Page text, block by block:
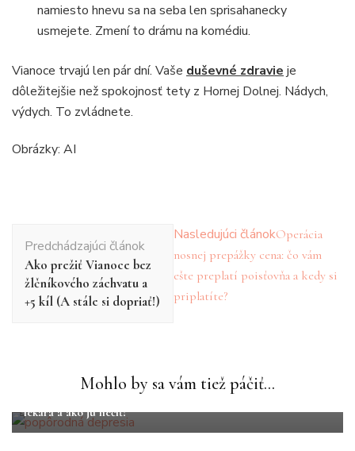
namiesto hnevu sa na seba len sprisahanecky
usmejete. Zmení to drámu na komédiu.
Vianoce trvajú len pár dní. Vaše duševné zdravieje
dôležitejšie než spokojnosť tety z Hornej Dolnej. Nádych,
výdych. To zvládnete.
Obrázky: AI
článku
Predchádzajúci článok
Ako prežiť Vianoce bez
žlčníkového záchvatu a
+5 kíl (A stále si dopriať!)
Nasledujúci článokOperácia
nosnej prepážky cena: čo vám
ešte preplatí poisťovňa a kedy si
priplatíte?
Mohlo by sa vám tiež páčiť...
RodičovstvoVzťahy
Popôrodná depresia: Ako rozoznať príznaky, kedy vyhľadať
lekára a ako ju liečiť?
RodičovstvoVzťahy